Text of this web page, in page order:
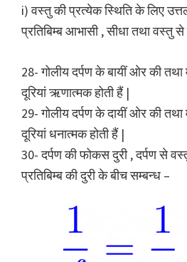
i) वस्तु की प्रत्येक स्थिति के लिए उत्तल
प्रतिबिम्ब आभासी , सीधा तथा वस्तु से
28- गोलीय दर्पण के बायीं ओर की
दूरियां ऋणात्मक होती हैं |
29- गोलीय दर्पण के दायीं ओर की
दूरियां धनात्मक होती हैं |
30- दर्पण की फोकस दुरी , दर्पण से
प्रतिबिम्ब की दुरी के बीच सम्बन्ध –